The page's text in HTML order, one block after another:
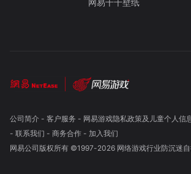
网易千千壁纸
公司简介- 客户服务 - 网易游戏隐私政策及儿童个人信
- 联系我们 - 商务合作- 加入我们
网易公司版权所有 ©1997-2026 网络游戏行业防沉迷